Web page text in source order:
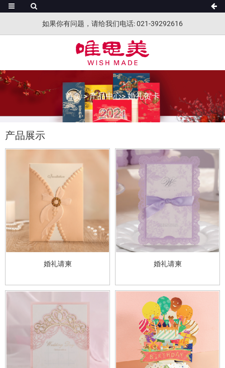
如果你有问题，请给我们电话: 021-39292616
首页>产品中心>婚礼贺卡
产品展示
婚礼请柬 婚礼请柬